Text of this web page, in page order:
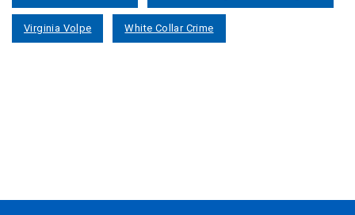
Virginia Volpe White Collar Crime